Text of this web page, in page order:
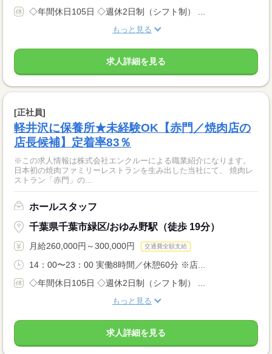
◇年間休日105日 ◇週休2日制（シフト制） ...
もっと見る
求人詳細を見る
[正社員]
軽井沢に保養所★未経験OK【赤門／焼肉店の
店長候補】定着率83％
※この求人情報は株式会社エンクルーによる職業紹介になります。
日本初の焼肉ファミリーレストランを生み出した当社にて、 焼肉レ
ストラン「赤門」の...
ホールスタッフ
千葉県千葉市緑区/おゆみ野駅（徒歩 19分）
月給260,000円～300,000円 交通費全額支給
14：00〜23：00 実働8時間／休憩60分 ※店...
◇年間休日105日 ◇週休2日制（シフト制） ...
もっと見る
求人詳細を見る